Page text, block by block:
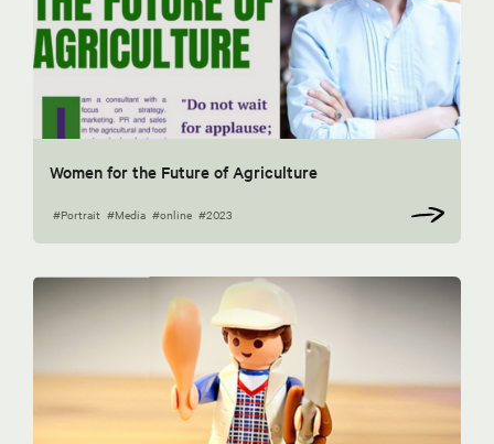
Women for the Future of Agriculture
#Portrait #Media #online #2023